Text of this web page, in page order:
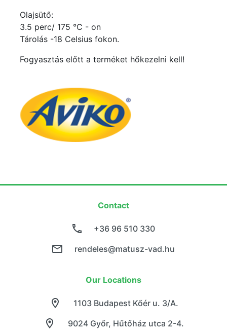
Olajsütő:
3.5 perc/ 175 °C - on
Tárolás -18 Celsius fokon.
Fogyasztás előtt a terméket hőkezelni kell!
Contact
+36 96 510 330
rendeles@matusz-vad.hu
Our Locations
9024 Győr, Hűtőház utca 2-4.
1103 Budapest Kőér u. 3/A.